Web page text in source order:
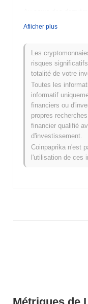
Quel est
LunarSphinx ?
Plus Haut Historique
Plus Bas Historique
LunarSphinx se
ATH .
Comment
au marché
Au cours des 7
sous-performant le
Afiicher plus
Les
risques
totalité de votre
Toutes les
informatif
financiers ou
propres
financier qualifié
d'investissement.
Coinpaprika n'est
l'utilisation de ces